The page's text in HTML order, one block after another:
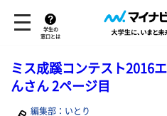
学生の
窓口とは
ミス成蹊コンテスト2016
んさん 2ページ目
編集部：いとり